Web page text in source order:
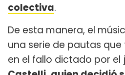
colectiva.
De esta manera, el
una serie de pautas
en el fallo dictado por el